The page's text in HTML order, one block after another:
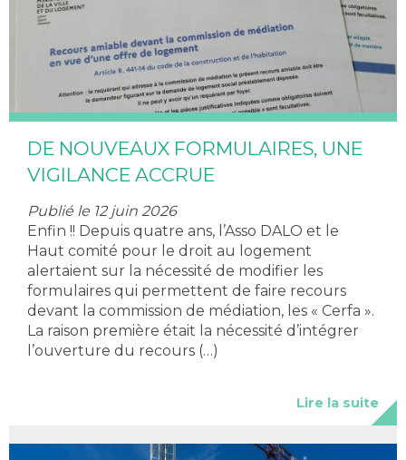
DE NOUVEAUX FORMULAIRES, UNE
VIGILANCE ACCRUE
Publié le 12 juin 2026
Enfin !! Depuis quatre ans, l’Asso DALO et le
Haut comité pour le droit au logement
alertaient sur la nécessité de modifier les
formulaires qui permettent de faire recours
devant la commission de médiation, les « Cerfa ».
La raison première était la nécessité d’intégrer
l’ouverture du recours (…)
Lire la suite